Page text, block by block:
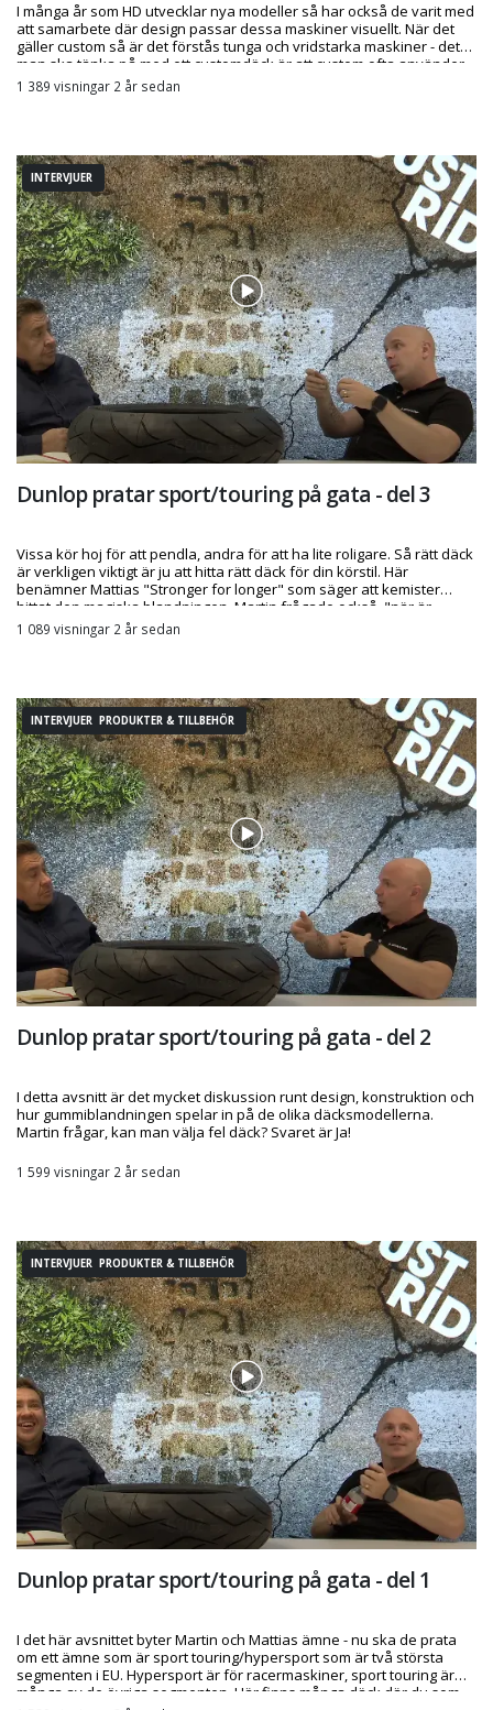
I många år som HD utvecklar nya modeller så har också de varit med
att samarbete där design passar dessa maskiner visuellt. När det
gäller custom så är det förstås tunga och vridstarka maskiner - det
man ska tänka på med ett customdäck är att custom ofta använder
radial eller diagonalkonstruktion, lite beroende på geometrin på
cykeln. Så däcken kan och bör anpassas för chassin.
1 389 visningar 2 år sedan
INTERVJUER
Dunlop pratar sport/touring på gata - del 3
Vissa kör hoj för att pendla, andra för att ha lite roligare. Så rätt däck
är verkligen viktigt är ju att hitta rätt däck för din körstil. Här
benämner Mattias "Stronger for longer" som säger att kemister
hittat den magiska blandningen. Martin frågade också, "när är
däcket slut"? Hör mer om denna diskussion här.
1 089 visningar 2 år sedan
INTERVJUER PRODUKTER & TILLBEHÖR
Dunlop pratar sport/touring på gata - del 2
I detta avsnitt är det mycket diskussion runt design, konstruktion och
hur gummiblandningen spelar in på de olika däcksmodellerna.
Martin frågar, kan man välja fel däck? Svaret är Ja!
1 599 visningar 2 år sedan
INTERVJUER PRODUKTER & TILLBEHÖR
Dunlop pratar sport/touring på gata - del 1
I det här avsnittet byter Martin och Mattias ämne - nu ska de prata
om ett ämne som är sport touring/hypersport som är två största
segmenten i EU. Hypersport är för racermaskiner, sport touring är
många av de övriga segmenten. Här finns många däck där du som